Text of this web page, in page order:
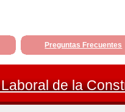
Preguntas Frecuentes
de la